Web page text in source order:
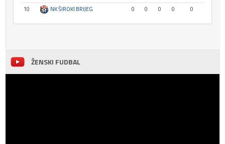
10
NK ŠIROKI BRIJEG 0 0 0 0 0
ŽENSKI FUDBAL